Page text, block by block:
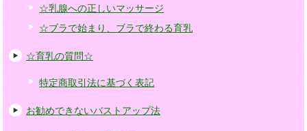
☆乳腺への正しいマッサージ
☆ブラで始まり、ブラで終わる育乳
☆育乳の質問☆
特定商取引法に基づく表記
お勧めできないバストアップ法